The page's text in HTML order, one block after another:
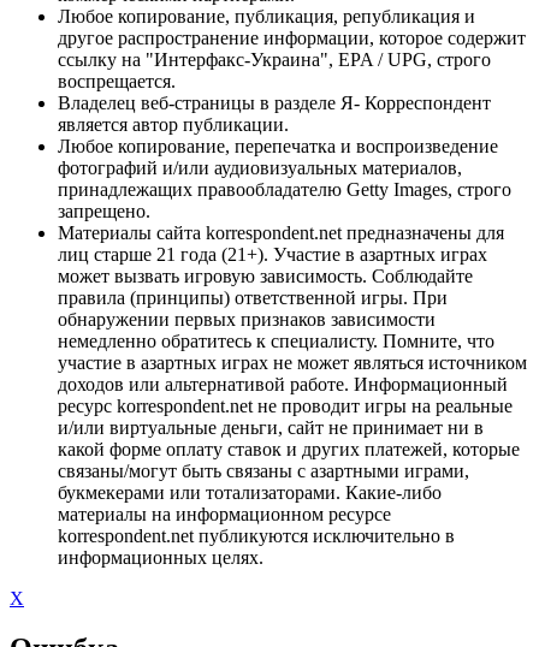
Любое копирование, публикация, републикация и
другое распространение информации, которое содержит
ссылку на "Интерфакс-Украина", EPA / UPG, строго
воспрещается.
Владелец веб-страницы в разделе Я- Корреспондент
является автор публикации.
Любое копирование, перепечатка и воспроизведение
фотографий и/или аудиовизуальных материалов,
принадлежащих правообладателю Getty Images, строго
запрещено.
Материалы сайта korrespondent.net предназначены для
лиц старше 21 года (21+). Участие в азартных играх
может вызвать игровую зависимость. Соблюдайте
правила (принципы) ответственной игры. При
обнаружении первых признаков зависимости
немедленно обратитесь к специалисту. Помните, что
участие в азартных играх не может являться источником
доходов или альтернативой работе. Информационный
ресурс korrespondent.net не проводит игры на реальные
и/или виртуальные деньги, сайт не принимает ни в
какой форме оплату ставок и других платежей, которые
связаны/могут быть связаны с азартными играми,
букмекерами или тотализаторами. Какие-либо
материалы на информационном ресурсе
korrespondent.net публикуются исключительно в
информационных целях.
X